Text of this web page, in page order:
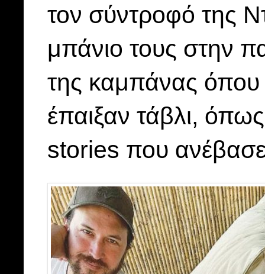
τον σύντροφό της
μπάνιο τους στην
της καμπάνας όπου
έπαιξαν τάβλι,
stories που